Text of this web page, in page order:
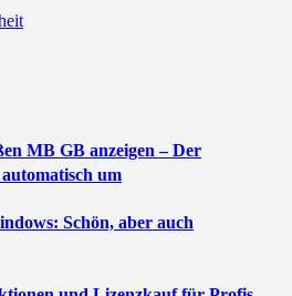
MB GB anzeigen – Der
um
Schön, aber auch